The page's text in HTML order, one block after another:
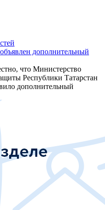
дополнительный
что Министерство
Республики Татарстан
дополнительный